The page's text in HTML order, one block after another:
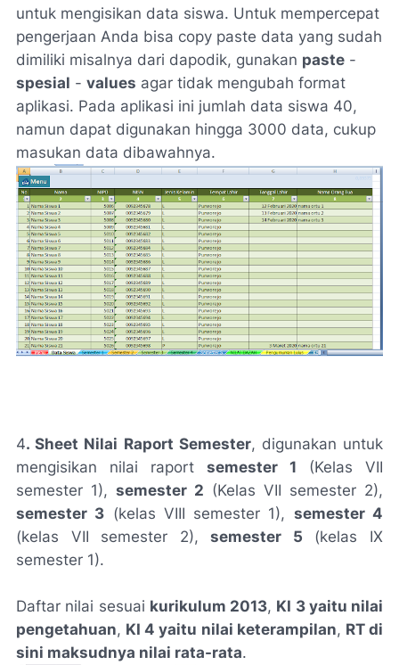
untuk mengisikan data siswa. Untuk mempercepat
pengerjaan Anda bisa copy paste data yang sudah
dimiliki misalnya dari dapodik, gunakan paste -
spesial - values agar tidak mengubah format
aplikasi. Pada aplikasi ini jumlah data siswa 40,
namun dapat digunakan hingga 3000 data, cukup
masukan data dibawahnya.
4. Sheet Nilai Raport Semester, digunakan untuk
mengisikan nilai raport semester 1 (Kelas VII
semester 1), semester 2 (Kelas VII semester 2),
semester 3 (kelas VIII semester 1), semester 4
(kelas VII semester 2),semester 5 (kelas IX
semester 1).
Daftar nilai sesuai kurikulum 2013, KI 3 yaitu nilai
pengetahuan, KI 4 yaitu nilai keterampilan, RT di
sini maksudnya nilai rata-rata.